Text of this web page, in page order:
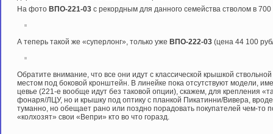
На фото ВПО-221-03 с рекордным для данного семейства стволом в
А теперь такой же «суперлонг», только уже ВПО-222-03 (цена 44 100
Обратите внимание, что все они идут с классической крышкой
местом под боковой кронштейн. В линейке пока отсутствуют модели,
цевье (221-е вообще идут без таковой опции), скажем, для крепления
фонаря/ЛЦУ, но и крышку под оптику с планкой Пикатинни/Вивера,
туманно, но обещает рано или поздно порадовать покупателей чем-то
«колхозят» свои «Вепри» кто во что горазд.